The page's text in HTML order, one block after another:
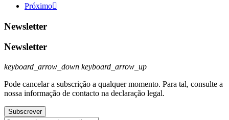
Próximo
Newsletter
Newsletter
keyboard_arrow_down keyboard_arrow_up
Pode cancelar a subscrição a qualquer momento. Para tal, consulte a
nossa informação de contacto na declaração legal.